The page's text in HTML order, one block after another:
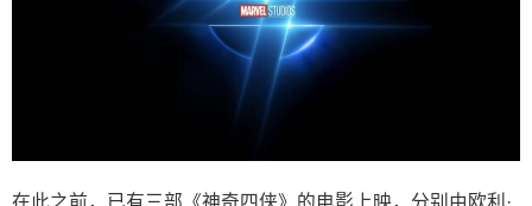
在此之前，已有三部《神奇四侠》的电影上映，分别由欧利·